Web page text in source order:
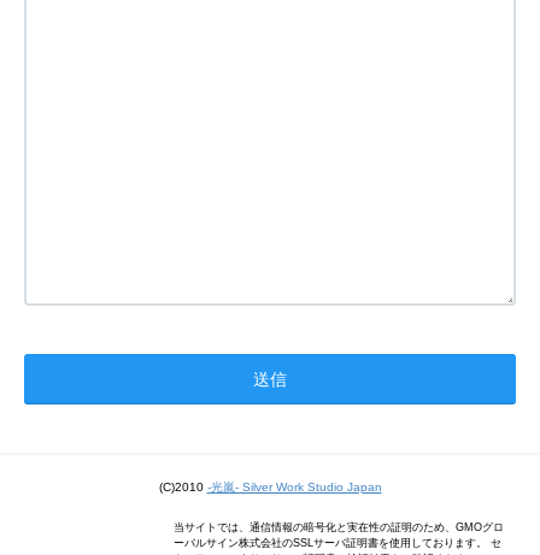
(C)2010 -光嵐- Silver Work Studio Japan
当サイトでは、通信情報の暗号化と実在性の証明のため、GMOグロ
ーバルサイン株式会社のSSLサーバ証明書を使用しております。 セ